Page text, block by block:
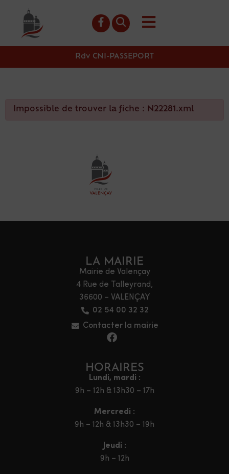
principal
Rdv CNI-PASSEPORT
Impossible de trouver la fiche : N22281.xml
LA MAIRIE
Mairie de Valençay
4 Rue de Talleyrand,
36600 – VALENÇAY
02 54 00 32 32
Contacter la mairie
HORAIRES
Lundi, mardi :
9h – 12h & 13h30 – 17h
Mercredi :
9h – 12h & 13h30 – 19h
Jeudi :
9h – 12h